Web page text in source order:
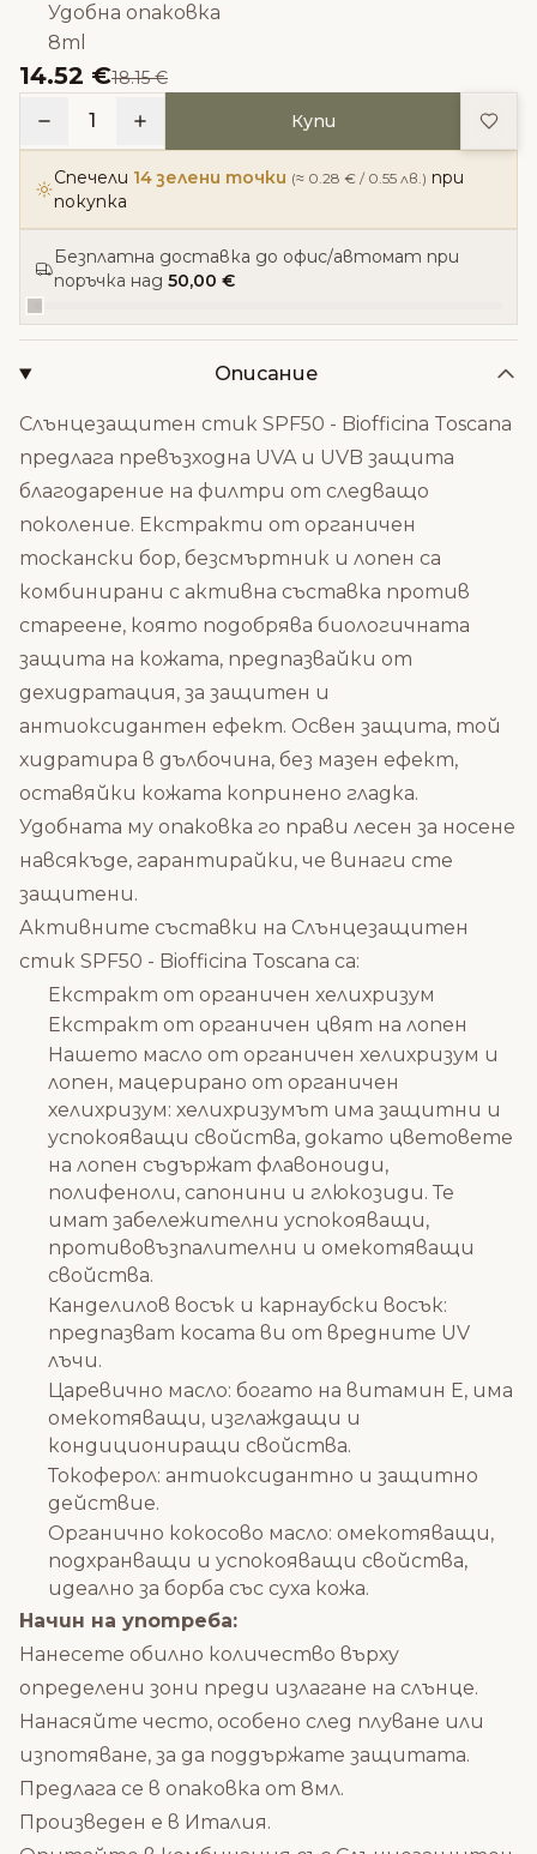
Удобна опаковка
8ml
14.52 €18.15 €
1 Купи
Спечели 14 зелени точки (≈ 0.28 € / 0.55 лв.) при
покупка
Безплатна доставка до офис/автомат при
поръчка над 50,00 €
Описание
Слънцезащитен стик SPF50 - Biofficina Toscаna
предлага превъзходна UVA и UVB защита
благодарение на филтри от следващо
поколение. Екстракти от органичен
тоскански бор, безсмъртник и лопен са
комбинирани с активна съставка против
стареене, която подобрява биологичната
защита на кожата, предпазвайки от
дехидратация, за защитен и
антиоксидантен ефект. Освен защита, той
хидратира в дълбочина, без мазен ефект,
оставяйки кожата копринено гладка.
Удобната му опаковка го прави лесен за носене
навсякъде, гарантирайки, че винаги сте
защитени.
Активните съставки на Слънцезащитен
стик SPF50 - Biofficina Toscаna са:
Екстракт от органичен хелихризум
Екстракт от органичен цвят на лопен
Нашето масло от органичен хелихризум и
лопен, мацерирано от органичен
хелихризум: хелихризумът има защитни и
успокояващи свойства, докато цветовете
на лопен съдържат флавоноиди,
полифеноли, сапонини и глюкозиди. Те
имат забележителни успокояващи,
противовъзпалителни и омекотяващи
свойства.
Канделилов восък и карнаубски восък:
предпазват косата ви от вредните UV
лъчи.
Царевично масло: богато на витамин Е, има
омекотяващи, изглаждащи и
кондициониращи свойства.
Токоферол: антиоксидантно и защитно
действие.
Органично кокосово масло: омекотяващи,
подхранващи и успокояващи свойства,
идеално за борба със суха кожа.
Начин на употреба:
Нанесете обилно количество върху
определени зони преди излагане на слънце.
Нанасяйте често, особено след плуване или
изпотяване, за да поддържате защитата.
Предлага се в опаковка от 8мл.
Произведен е в Италия.